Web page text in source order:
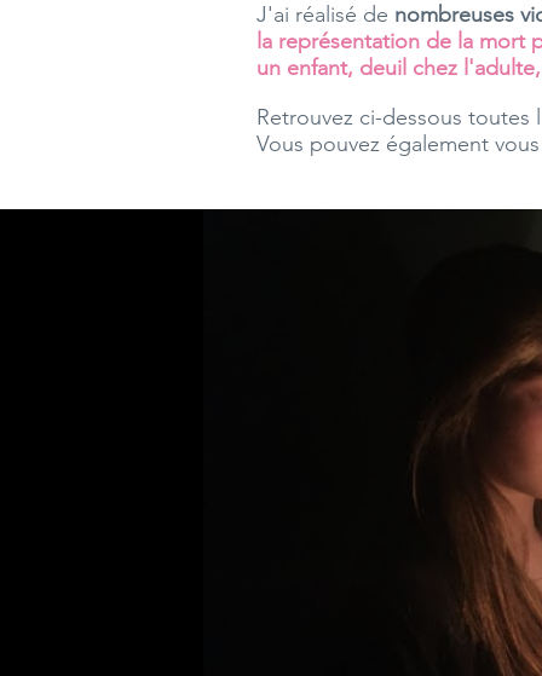
J'ai réalisé de nombreuses
la représentation de la mort
un enfant, deuil chez
Retrouvez ci-dessous toutes
Vous pouvez également